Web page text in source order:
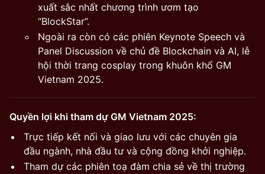
xuất sắc nhất chương trình ươm tạo
“BlockStar”.
Ngoài ra còn có các phiên Keynote Speech và
Panel Discussion về chủ đề Blockchain và AI, lễ
hội thời trang cosplay trong khuôn khổ GM
Vietnam 2025.
Quyền lợi khi tham dự GM Vietnam 2025:
Trực tiếp kết nối và giao lưu với các chuyên gia
đầu ngành, nhà đầu tư và cộng đồng khởi nghiệp.
Tham dự các phiên toạ đàm chia sẻ về thị trường